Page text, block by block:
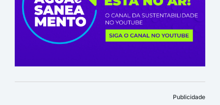
Publicidade